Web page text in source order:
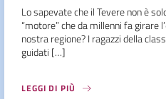
Lo sapevate che il Tevere non è
“motore” che da millenni fa girare
nostra regione? I ragazzi della
guidati […]
LEGGI DI PIÙ